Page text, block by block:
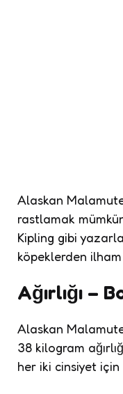
Alaskan Malamute
rastlamak
Kipling gibi
köpeklerden ilham
Ağırlığı –
Alaskan
38 kilogram
her iki cinsiyet